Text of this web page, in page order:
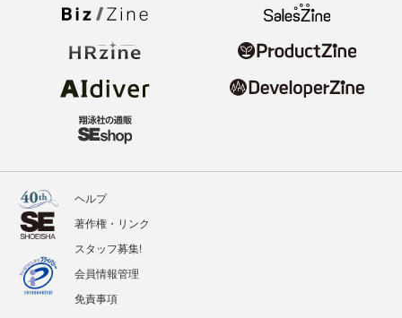
ヘルプ
著作権・リンク
スタッフ募集!
会員情報管理
免責事項